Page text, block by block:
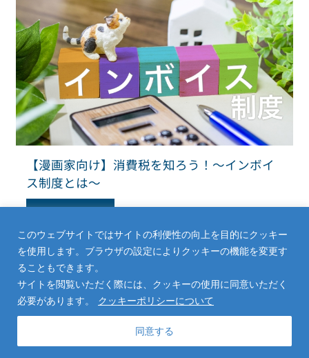
このウェブサイトではサイトの利便性の向上を目的にクッキー
を使用します。ブラウザの設定によりクッキーの機能を変更す
ることもできます。
サイトを閲覧いただく際には、クッキーの使用に同意いただく
必要があります。
クッキーポリシーについて
同意する
【漫画家向け】消費税を知ろう！～インボイ
ス制度とは～